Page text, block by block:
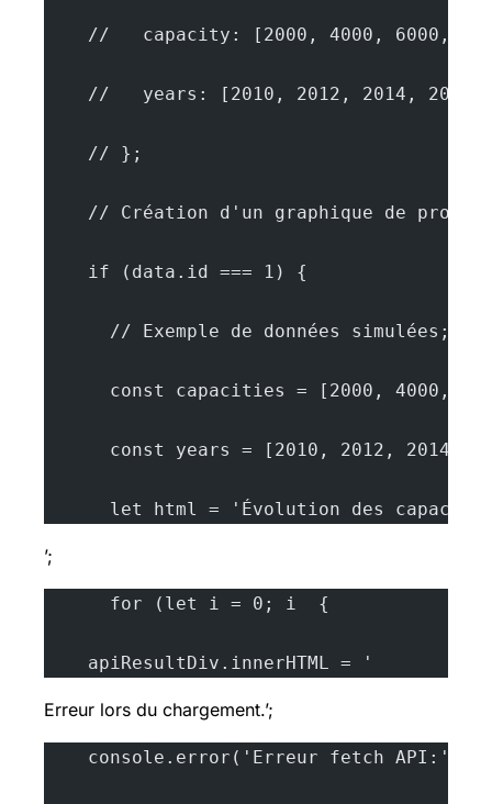
//   capacity: [2000, 4000, 6000,
//   years: [2010, 2012, 2014,
    // };
// Création d'un graphique de
    if (data.id === 1) {
// Exemple de données simulées;
const capacities = [2000, 4000,
const years = [2010, 2012, 2014,
let html = 'Évolution des
’;
      for (let i = 0; i  {
    apiResultDiv.innerHTML = '
Erreur lors du chargement.’;
console.error('Erreur fetch API:',